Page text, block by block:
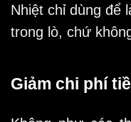
Nhiệt chỉ dùng để
trong lò, chứ
Giảm chi phí